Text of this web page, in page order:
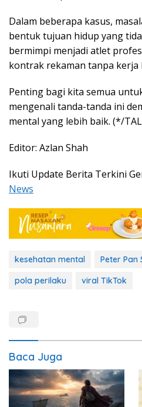
Dalam beberapa kasus,
bentuk tujuan hidup yang
bermimpi menjadi atlet
kontrak rekaman tanpa kerja
Penting bagi kita semua
mengenali tanda-tanda ini
mental yang lebih baik. (*/
Editor: Azlan Shah
Ikuti Update Berita Terkini
News
kesehatan mental
Peter Pan
pola perilaku
viral TikTok
Baca Juga